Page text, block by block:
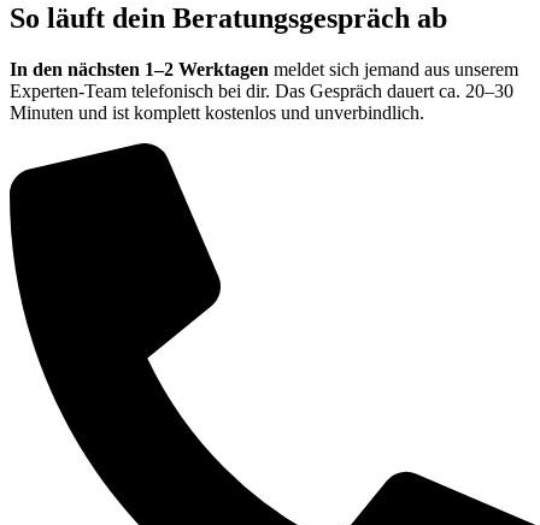
So läuft dein Beratungsgespräch ab
In den nächsten 1–2 Werktagen meldet sich jemand aus unserem
Experten-Team telefonisch bei dir. Das Gespräch dauert ca. 20–30
Minuten und ist komplett kostenlos und unverbindlich.